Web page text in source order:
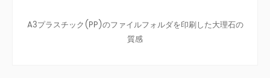
A3プラスチック(PP)のファイルフォルダを印刷した大理石の
質感